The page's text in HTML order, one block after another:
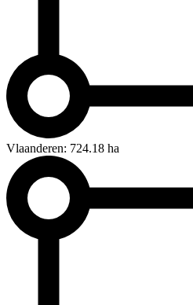
Vlaanderen: 724.18 ha